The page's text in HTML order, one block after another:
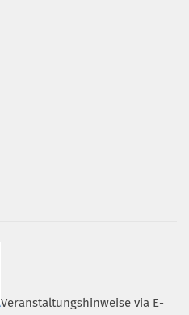
Veranstaltungshinweise via E-